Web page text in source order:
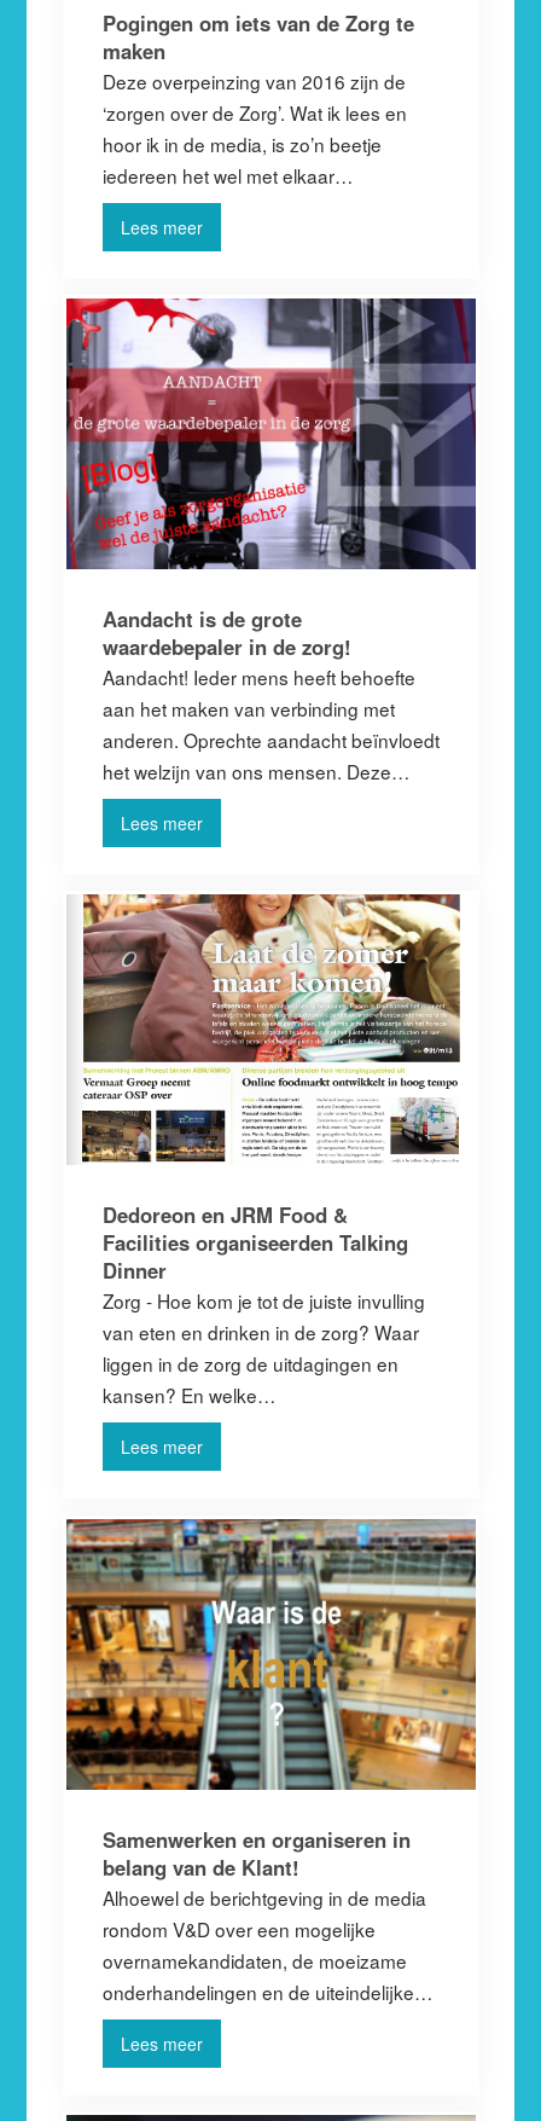
Pogingen om iets van de Zorg te
maken
Deze overpeinzing van 2016 zijn de
‘zorgen over de Zorg’. Wat ik lees en
hoor ik in de media, is zo’n beetje
iedereen het wel met elkaar…
Lees meer
Aandacht is de grote
waardebepaler in de zorg!
Aandacht! Ieder mens heeft behoefte
aan het maken van verbinding met
anderen. Oprechte aandacht beïnvloedt
het welzijn van ons mensen. Deze…
Lees meer
Dedoreon en JRM Food &
Facilities organiseerden Talking
Dinner
Zorg - Hoe kom je tot de juiste invulling
van eten en drinken in de zorg? Waar
liggen in de zorg de uitdagingen en
kansen? En welke…
Lees meer
Samenwerken en organiseren in
belang van de Klant!
Alhoewel de berichtgeving in de media
rondom V&D over een mogelijke
overnamekandidaten, de moeizame
onderhandelingen en de uiteindelijke…
Lees meer